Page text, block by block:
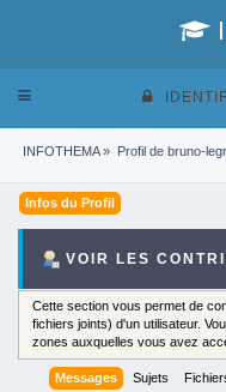
Toggle
INFOTHEMA» Profil de bruno-
Infos du Profil
VOIR LES
Cette section vous permet de
fichiers joints) d'un utilisateur.
zones auxquelles vous avez
Messages Sujets